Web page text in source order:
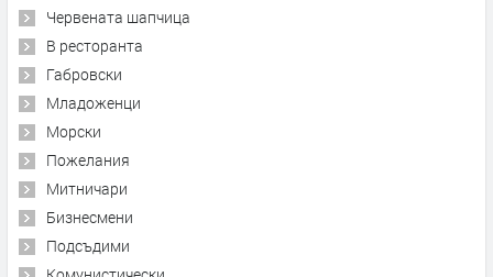
Червената шапчица
В ресторанта
Габровски
Младоженци
Морски
Пожелания
Митничари
Бизнесмени
Подсъдими